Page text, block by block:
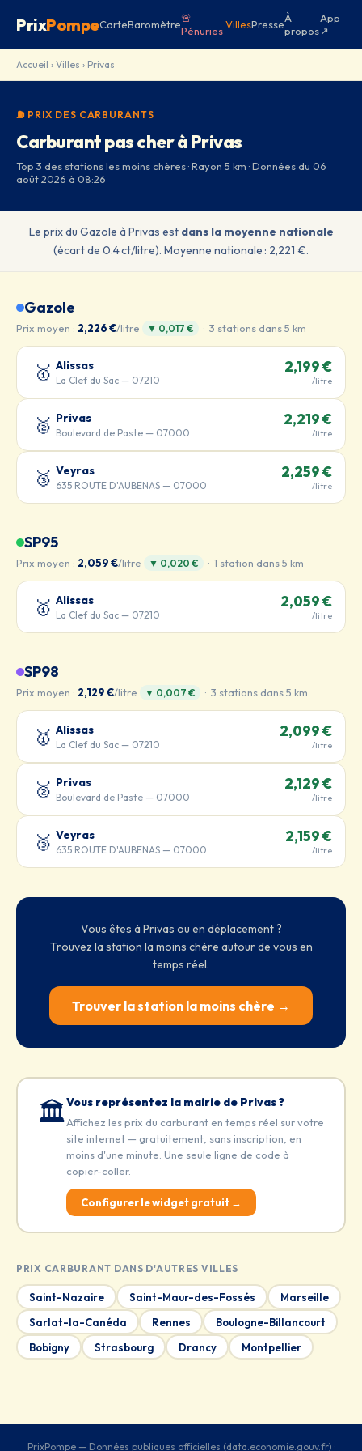
PrixPompeCarteBaromètre🚨
Pénuries VillesPresseÀ
propos
App
↗
Accueil › Villes › Privas
⛽ PRIX DES CARBURANTS
Carburant pas cher à Privas
Top 3 des stations les moins chères · Rayon 5 km · Données du 06
août 2026 à 08:26
Le prix du Gazole à Privas est dans la moyenne nationale
(écart de 0.4 ct/litre). Moyenne nationale : 2,221 €.
Gazole
Prix moyen : 2,226 €/litre ▼ 0,017 € · 3 stations dans 5 km
🥇 Alissas
La Clef du Sac — 07210
2,199 €
/litre
🥈 Privas
Boulevard de Paste — 07000
2,219 €
/litre
🥉 Veyras
635 ROUTE D'AUBENAS — 07000
2,259 €
/litre
SP95
Prix moyen : 2,059 €/litre ▼ 0,020 € · 1 station dans 5 km
🥇 Alissas
La Clef du Sac — 07210
2,059 €
/litre
SP98
Prix moyen : 2,129 €/litre ▼ 0,007 € · 3 stations dans 5 km
🥇 Alissas
La Clef du Sac — 07210
2,099 €
/litre
🥈 Privas
Boulevard de Paste — 07000
2,129 €
/litre
🥉 Veyras
635 ROUTE D'AUBENAS — 07000
2,159 €
/litre
Vous êtes à Privas ou en déplacement ?
Trouvez la station la moins chère autour de vous en
temps réel.
Trouver la station la moins chère →
🏛️Vous représentez la mairie de Privas ?
Affichez les prix du carburant en temps réel sur votre
site internet — gratuitement, sans inscription, en
moins d'une minute. Une seule ligne de code à
copier-coller.
Configurer le widget gratuit →
PRIX CARBURANT DANS D'AUTRES VILLES
Saint-Nazaire Saint-Maur-des-Fossés
Marseille
Sarlat-la-Canéda
Rennes
Boulogne-Billancourt
Bobigny
Strasbourg Drancy Montpellier
PrixPompe — Données publiques officielles (data.economie.gouv.fr) ·